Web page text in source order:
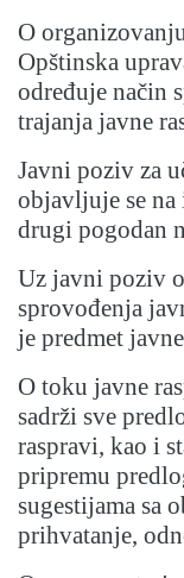
O
Opštinska
određuje način
trajanja javne
Javni poziv za
objavljuje se na
drugi pogodan
Uz javni poziv
sprovođenja
je predmet
O toku javne
sadrži sve
raspravi, kao i
pripremu
sugestijama sa
prihvatanje,